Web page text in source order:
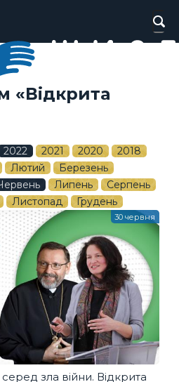
«Відкрита
2022 2021 2020
2018
Лютий
Березень
Липень
Серпень
Листопад Грудень
зла війни. Відкрита
30 червня